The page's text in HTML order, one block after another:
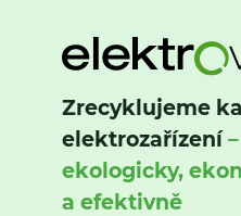
Zrecyklujeme
elektrozařízení–
ekologicky,
a efektivně